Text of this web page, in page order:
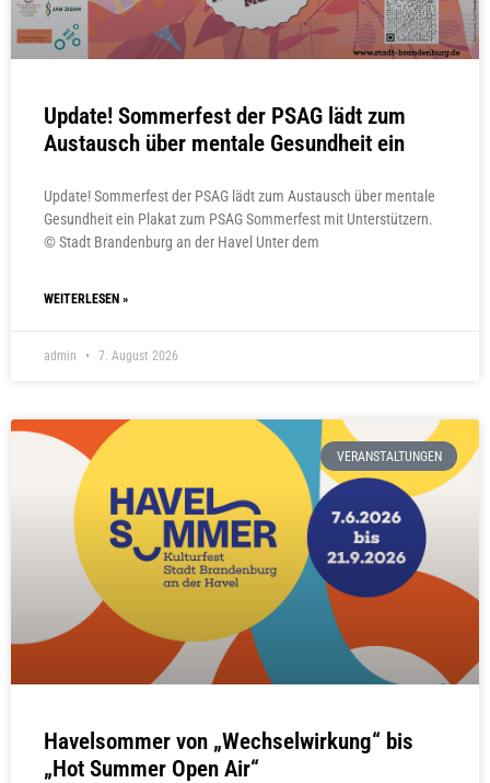
Update! Sommerfest der PSAG lädt zum
Austausch über mentale Gesundheit ein
Update! Sommerfest der PSAG lädt zum Austausch über mentale
Gesundheit ein Plakat zum PSAG Sommerfest mit Unterstützern.
© Stadt Brandenburg an der Havel Unter dem
WEITERLESEN »
admin 7. August 2026
VERANSTALTUNGEN
Havelsommer von „Wechselwirkung“ bis
„Hot Summer Open Air“